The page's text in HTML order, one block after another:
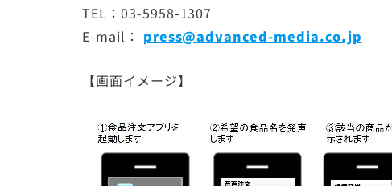
TEL：03-5958-1307
E-mail： press@advanced-media.co.jp
【画面イメージ】